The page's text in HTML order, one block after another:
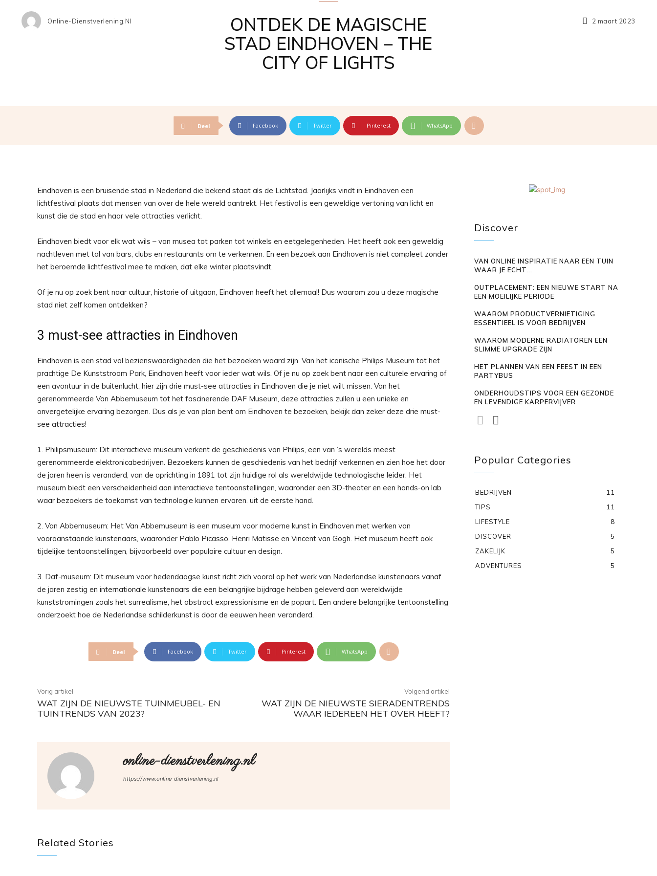
Online-Dienstverlening.nl
ONTDEK DE MAGISCHE
STAD EINDHOVEN – THE
CITY OF LIGHTS
2 maart 2023
Deel Facebook Twitter Pinterest WhatsApp
Eindhoven is een bruisende stad in Nederland die bekend staat als de Lichtstad. Jaarlijks vindt in Eindhoven een
lichtfestival plaats dat mensen van over de hele wereld aantrekt. Het festival is een geweldige vertoning van licht en
kunst die de stad en haar vele attracties verlicht.
Eindhoven biedt voor elk wat wils – van musea tot parken tot winkels en eetgelegenheden. Het heeft ook een geweldig
nachtleven met tal van bars, clubs en restaurants om te verkennen. En een bezoek aan Eindhoven is niet compleet zonder
het beroemde lichtfestival mee te maken, dat elke winter plaatsvindt.
Of je nu op zoek bent naar cultuur, historie of uitgaan, Eindhoven heeft het allemaal! Dus waarom zou u deze magische
stad niet zelf komen ontdekken?
3 must-see attracties in Eindhoven
Eindhoven is een stad vol bezienswaardigheden die het bezoeken waard zijn. Van het iconische Philips Museum tot het
prachtige De Kunststroom Park, Eindhoven heeft voor ieder wat wils. Of je nu op zoek bent naar een culturele ervaring of
een avontuur in de buitenlucht, hier zijn drie must-see attracties in Eindhoven die je niet wilt missen. Van het
gerenommeerde Van Abbemuseum tot het fascinerende DAF Museum, deze attracties zullen u een unieke en
onvergetelijke ervaring bezorgen. Dus als je van plan bent om Eindhoven te bezoeken, bekijk dan zeker deze drie must-
see attracties!
1. Philipsmuseum: Dit interactieve museum verkent de geschiedenis van Philips, een van ’s werelds meest
gerenommeerde elektronicabedrijven. Bezoekers kunnen de geschiedenis van het bedrijf verkennen en zien hoe het door
de jaren heen is veranderd, van de oprichting in 1891 tot zijn huidige rol als wereldwijde technologische leider. Het
museum biedt een verscheidenheid aan interactieve tentoonstellingen, waaronder een 3D-theater en een hands-on lab
waar bezoekers de toekomst van technologie kunnen ervaren. uit de eerste hand.
2. Van Abbemuseum: Het Van Abbemuseum is een museum voor moderne kunst in Eindhoven met werken van
vooraanstaande kunstenaars, waaronder Pablo Picasso, Henri Matisse en Vincent van Gogh. Het museum heeft ook
tijdelijke tentoonstellingen, bijvoorbeeld over populaire cultuur en design.
3. Daf-museum: Dit museum voor hedendaagse kunst richt zich vooral op het werk van Nederlandse kunstenaars vanaf
de jaren zestig en internationale kunstenaars die een belangrijke bijdrage hebben geleverd aan wereldwijde
kunststromingen zoals het surrealisme, het abstract expressionisme en de popart. Een andere belangrijke tentoonstelling
onderzoekt hoe de Nederlandse schilderkunst is door de eeuwen heen veranderd.
Deel Facebook Twitter Pinterest WhatsApp
Vorig artikel
WAT ZIJN DE NIEUWSTE TUINMEUBEL- EN
TUINTRENDS VAN 2023?
Volgend artikel
WAT ZIJN DE NIEUWSTE SIERADENTRENDS
WAAR IEDEREEN HET OVER HEEFT?
online-dienstverlening.nl
https://www.online-dienstverlening.nl
Related Stories
Discover
VAN ONLINE INSPIRATIE NAAR EEN TUIN
WAAR JE ECHT...
OUTPLACEMENT: EEN NIEUWE START NA
EEN MOEILIJKE PERIODE
WAAROM PRODUCTVERNIETIGING
ESSENTIEEL IS VOOR BEDRIJVEN
WAAROM MODERNE RADIATOREN EEN
SLIMME UPGRADE ZIJN
HET PLANNEN VAN EEN FEEST IN EEN
PARTYBUS
ONDERHOUDSTIPS VOOR EEN GEZONDE
EN LEVENDIGE KARPERVIJVER
Popular Categories
BEDRIJVEN
11
TIPS
11
LIFESTYLE
8
DISCOVER
5
ZAKELIJK
5
ADVENTURES
5